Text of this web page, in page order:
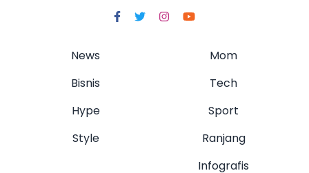
News
Bisnis
Hype
Style
Mom
Tech
Sport
Ranjang
Infografis